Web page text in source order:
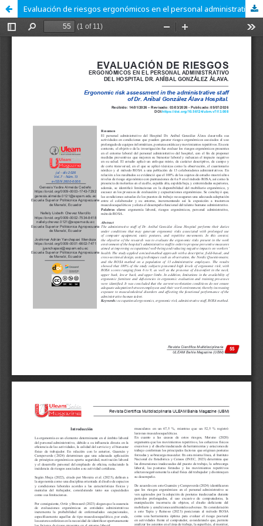
Evaluación de riesgos ergonómicos en el personal administrativo del Hospital Dr. Aníbal González Álava.